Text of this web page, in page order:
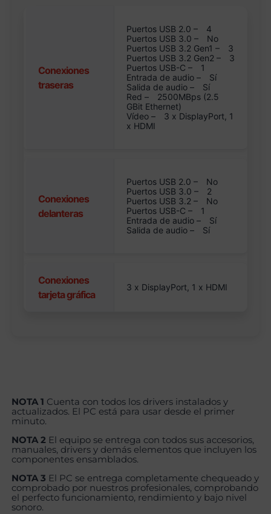
Conexiones
traseras
Puertos USB 2.0 –
4
Puertos USB 3.0 –
No
Puertos USB 3.2 Gen1 –
3
Puertos USB 3.2 Gen2 –
3
Puertos USB-C –
1
Entrada de audio –
Sí
Salida de audio –
Sí
Red –
2500MBps (2.5
GBit Ethernet)
Vídeo –
3 x DisplayPort, 1
x HDMI
Conexiones
delanteras
Puertos USB 2.0 –
No
Puertos USB 3.0 –
2
Puertos USB 3.2 –
No
Puertos USB-C –
1
Entrada de audio –
Sí
Salida de audio –
Sí
Conexiones
tarjeta gráfica
3 x DisplayPort, 1 x HDMI
NOTA 1 Cuenta con todos los drivers instalados y
actualizados. El PC está para usar desde el primer
minuto.
NOTA 2 El equipo se entrega con todos sus accesorios,
manuales, drivers y demás elementos que incluyen los
componentes ensamblados.
NOTA 3 El PC se entrega completamente chequeado y
comprobado por nuestros profesionales, comprobando
el perfecto funcionamiento, rendimiento y bajo nivel
sonoro.